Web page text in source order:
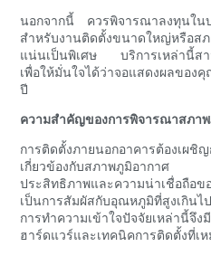
นอกจากนี้ ควรพิจารณาลงทุนใน
สำหรับงานติดตั้งขนาดใหญ่หรือส
แน่นเป็นพิเศษ บริการเหล่านี้สา
เพื่อให้มั่นใจได้ว่าจอแสดงผลของ
ปี
ความสำคัญของการพิจารณาสภา
การติดตั้งภายนอกอาคารต้องเผชิ
เกี่ยวข้องกับสภาพภูมิอากาศ ซึ่
ประสิทธิภาพและความน่าเชื่อ
เป็นการสัมผัสกับอุณหภูมิที่สูงเกิ
การทำความเข้าใจปัจจัยเหล่านี้จึ
ฮาร์ดแวร์และเทคนิคการติดตั้งที่เ